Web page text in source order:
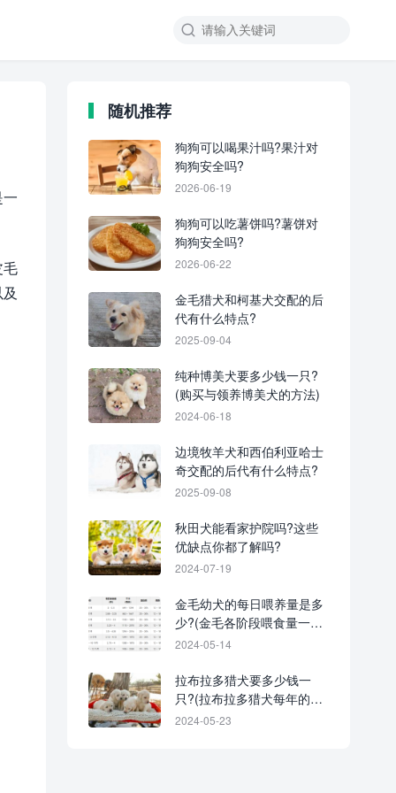
随机推荐
狗狗可以喝果汁吗?果汁对
狗狗安全吗?
2026-06-19
狗狗可以吃薯饼吗?薯饼对
狗狗安全吗?
2026-06-22
金毛猎犬和柯基犬交配的后
代有什么特点?
2025-09-04
纯种博美犬要多少钱一只?
(购买与领养博美犬的方法)
2024-06-18
边境牧羊犬和西伯利亚哈士
奇交配的后代有什么特点?
2025-09-08
秋田犬能看家护院吗?这些
优缺点你都了解吗?
2024-07-19
金毛幼犬的每日喂养量是多
少?(金毛各阶段喂食量一览
表)
2024-05-14
拉布拉多猎犬要多少钱一
只?(拉布拉多猎犬每年的花
费清单)
2024-05-23